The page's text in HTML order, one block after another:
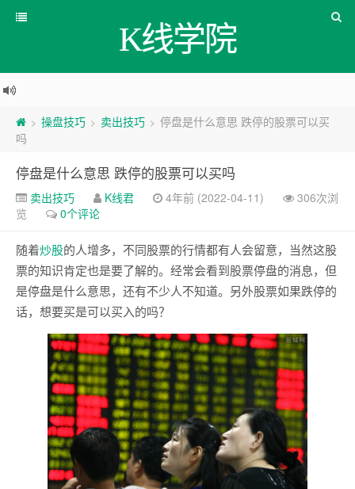
K线学院
> 操盘技巧 > 卖出技巧 > 停盘是什么意思 跌停的股票可以买
吗
停盘是什么意思 跌停的股票可以买吗
卖出技巧 K线君 4年前 (2022-04-11)
306次浏
览
0个评论
随着炒股的人增多，不同股票的行情都有人会留意，当然这股
票的知识肯定也是要了解的。经常会看到股票停盘的消息，但
是停盘是什么意思，还有不少人不知道。另外股票如果跌停的
话，想要买是可以买入的吗？